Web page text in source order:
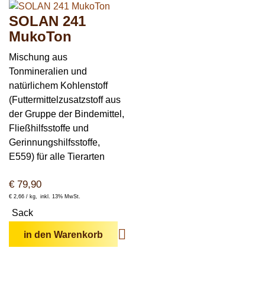
SOLAN 241
MukoTon
Mischung aus
Tonmineralien und
natürlichem Kohlenstoff
(Futtermittelzusatzstoff aus
der Gruppe der Bindemittel,
Fließhilfsstoffe und
Gerinnungshilfsstoffe,
E559) für alle Tierarten
€ 79,90
€ 2,66 / kg inkl. 13% MwSt.
Sack
in den Warenkorb